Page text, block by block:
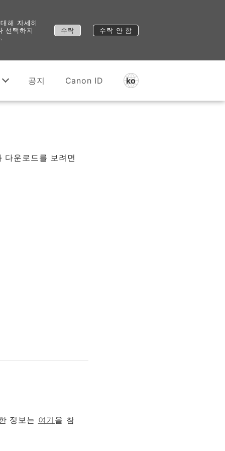
해 자세히
선택하지
수락 수락 안 함
공지 Canon ID ko
다운로드를 보려면
정보는 여기 을 참